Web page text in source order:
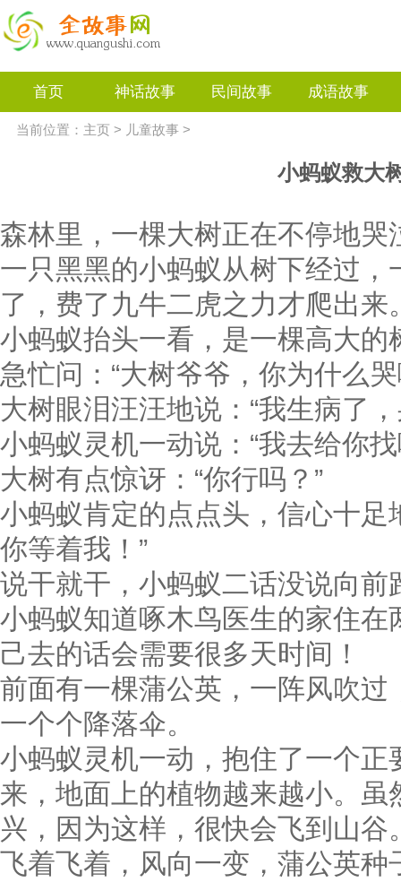
首页 神话故事 民间故事 成语故事
当前位置： 主页 > 儿童故事 >
小蚂蚁救大
森林里，一棵大树正在不停地哭
一只黑黑的小蚂蚁从树下经过
了，费了九牛二虎之力才爬出来
小蚂蚁抬头一看，是一棵高大
急忙问：“大树爷爷，你为什么哭
大树眼泪汪汪地说：“我生病了
小蚂蚁灵机一动说：“我去给你
大树有点惊讶：“你行吗？”
小蚂蚁肯定的点点头，信心十足
你等着我！”
说干就干，小蚂蚁二话没说向前
小蚂蚁知道啄木鸟医生的家住
己去的话会需要很多天时间！
前面有一棵蒲公英，一阵风吹
一个个降落伞。
小蚂蚁灵机一动，抱住了一个
来，地面上的植物越来越小。
兴，因为这样，很快会飞到山谷
飞着飞着，风向一变，蒲公英